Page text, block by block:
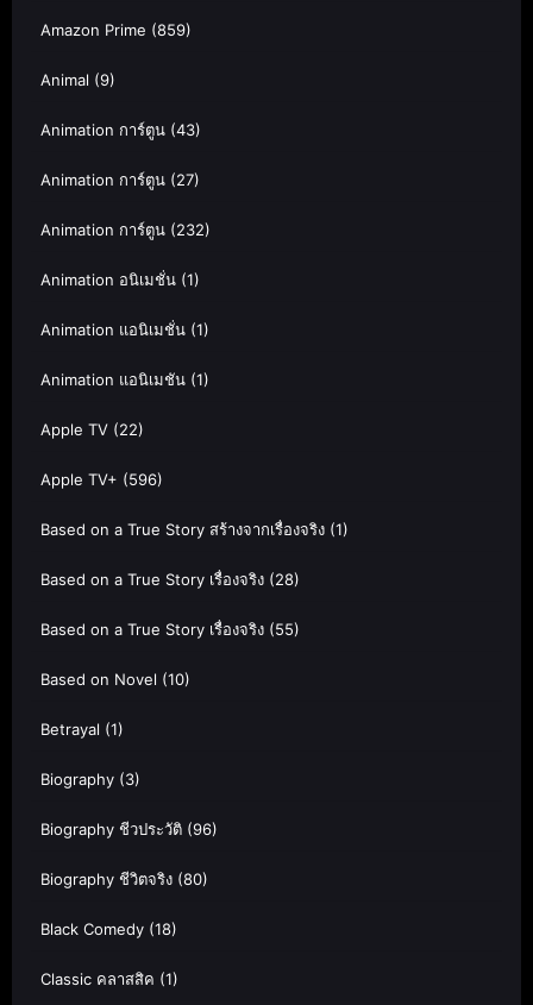
Amazon Prime (859)
Animal (9)
Animation การ์ตูน (43)
Animation การ์ตูน (27)
Animation การ์ตูน (232)
Animation อนิเมชั่น (1)
Animation แอนิเมชั่น (1)
Animation แอนิเมชัน (1)
Apple TV (22)
Apple TV+ (596)
Based on a True Story สร้างจากเรื่องจริง (1)
Based on a True Story เรื่องจริง (28)
Based on a True Story เรื่องจริง (55)
Based on Novel (10)
Betrayal (1)
Biography (3)
Biography ชีวประวัติ (96)
Biography ชีวิตจริง (80)
Black Comedy (18)
Classic คลาสสิค (1)